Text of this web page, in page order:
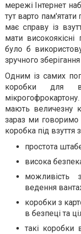
мережі Інтернет
тут варто
має справу із
мати
було б
зручного
Одним із самих
коробки для
мають величезну
зараз ми говоримо
коробка під взуття
простота
висока
можливість
ведення
коробки з
в безпеці та
такі коробки